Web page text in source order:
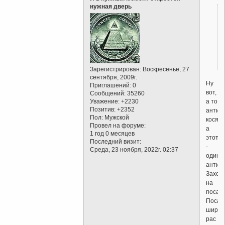
нужная дверь
Зарегистрирован: Воскресенье, 27
сентября, 2009г.
Приглашений: 0
Сообщений: 35260
Уважение: +2230
Позитив: +2352
Пол: Мужской
Провел на форуме:
1 год 0 месяцев
Последний визит:
Среда, 23 ноября, 2022г. 02:37
Ну
вот,
а то
а
этот
-
один,
на
рас